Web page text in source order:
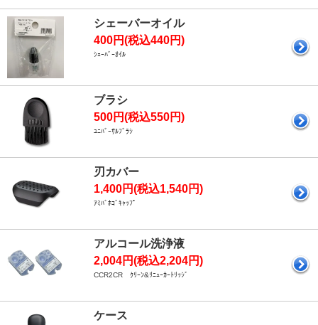
シェーバーオイル
400円(税込440円)
ｼｪｰﾊﾞｰｵｲﾙ
ブラシ
500円(税込550円)
ﾕﾆﾊﾞｰｻﾙﾌﾞﾗｼ
刃カバー
1,400円(税込1,540円)
ｱﾐﾊﾞﾎｺﾞｷｬｯﾌﾟ
アルコール洗浄液
2,004円(税込2,204円)
CCR2CR ｸﾘｰﾝ&ﾘﾆｭｰｶｰﾄﾘｯｼﾞ
ケース